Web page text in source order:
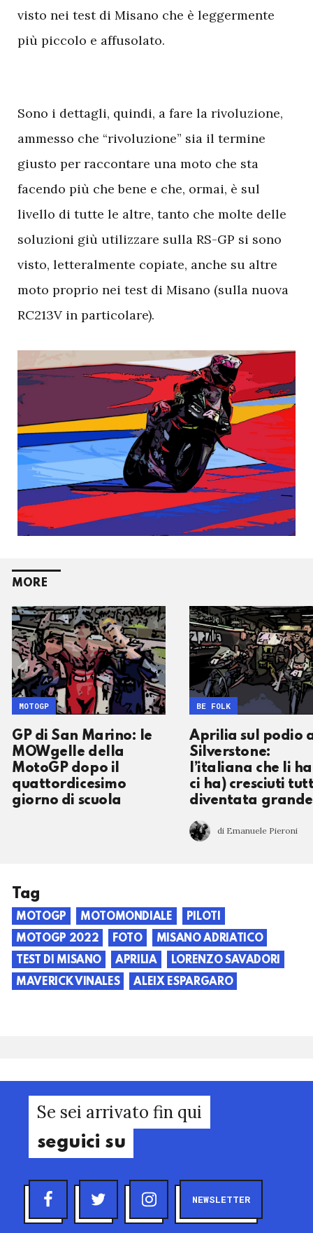
visto nei test di Misano che è leggermente
più piccolo e affusolato.
Sono i dettagli, quindi, a fare la rivoluzione,
ammesso che “rivoluzione” sia il termine
giusto per raccontare una moto che sta
facendo più che bene e che, ormai, è sul
livello di tutte le altre, tanto che molte delle
soluzioni giù utilizzare sulla RS-GP si sono
visto, letteralmente copiate, anche su altre
moto proprio nei test di Misano (sulla nuova
RC213V in particolare).
MORE
GP di San Marino: le
MOWgelle della
MotoGP dopo il
quattordicesimo
giorno di scuola
MOTOGP
Aprilia sul podio
Silverstone:
l’italiana che li
ci ha) cresciuti
diventata grande
di Emanuele Pieroni
BE FOLK
Tag
MOTOGP MOTOMONDIALE
PILOTI
MOTOGP 2022
FOTO
MISANO ADRIATICO
TEST DI MISANO
APRILIA
LORENZO SAVADORI
MAVERICK VINALES
ALEIX ESPARGARO
Se sei arrivato fin qui
seguici su
NEWSLETTER